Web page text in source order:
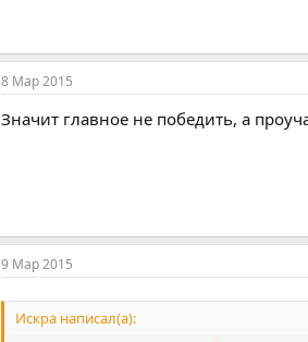
8 Мар 2015
Значит главное не победить, а
9 Мар 2015
Искра написал(а):